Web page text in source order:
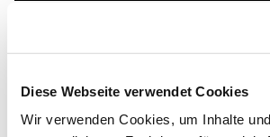
Diese Webseite verwendet Cookies
Wir verwenden Cookies, um Inhalte